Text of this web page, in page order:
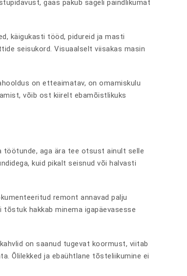
gaas pakub sageli paindlikumat
käigukasti tööd, pidureid ja masti
seisukord. Visuaalselt viisakas masin
on etteaimatav, on omamiskulu
võib ost kiirelt ebamõistlikuks
aga ära tee otsust ainult selle
kuid pikalt seisnud või halvasti
remont annavad palju
hakkab minema igapäevasesse
on saanud tugevat koormust, viitab
Õlilekked ja ebaühtlane tõsteliikumine ei